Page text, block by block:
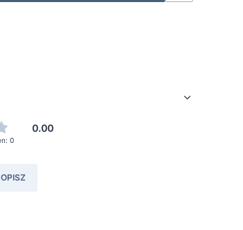
0.00
0